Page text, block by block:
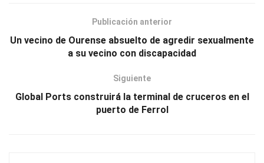
Publicación anterior
Un vecino de Ourense absuelto de agredir sexualmente
a su vecino con discapacidad
Siguiente
Global Ports construirá la terminal de cruceros en el
puerto de Ferrol